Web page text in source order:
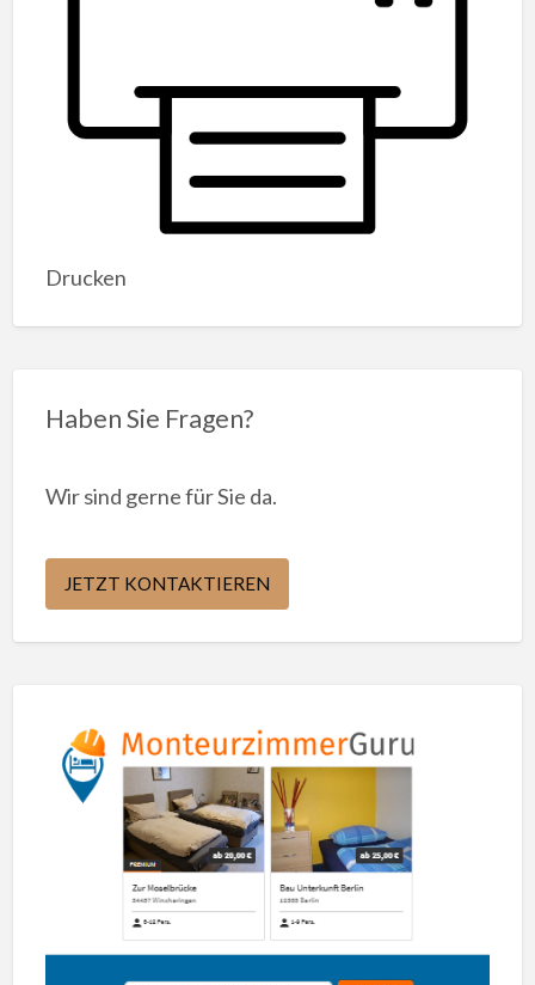
Drucken
Haben Sie Fragen?
Wir sind gerne für Sie da.
JETZT KONTAKTIEREN